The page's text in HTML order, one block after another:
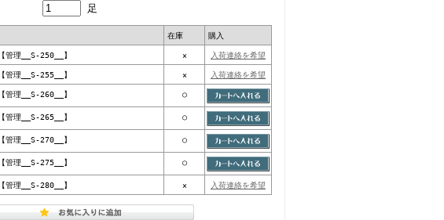
足
在庫 購入
管理__S-250__】 × 入荷連絡を希望
管理__S-255__】 × 入荷連絡を希望
管理__S-260__】 ○
管理__S-265__】 ○
管理__S-270__】 ○
管理__S-275__】 ○
管理__S-280__】 × 入荷連絡を希望